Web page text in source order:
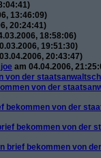
13:46:09)
20:24:41)
18:58:06)
19:51:30)
20:43:47)
am 04.04.2006,
von der
von der
bekommen von der
bekommen von der
brief bekommen von